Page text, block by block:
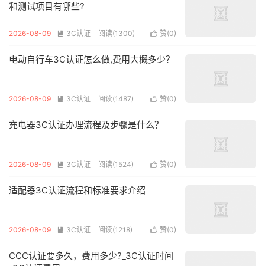
和测试项目有哪些?
 赞(0)
2026-08-09  3C认证 阅读(1300)
电动自行车3C认证怎么做,费用大概多少？
 赞(0)
2026-08-09  3C认证 阅读(1487)
充电器3C认证办理流程及步骤是什么？
 赞(0)
2026-08-09  3C认证 阅读(1524)
适配器3C认证流程和标准要求介绍
 赞(0)
2026-08-09  3C认证 阅读(1218)
CCC认证要多久，费用多少?_3C认证时间